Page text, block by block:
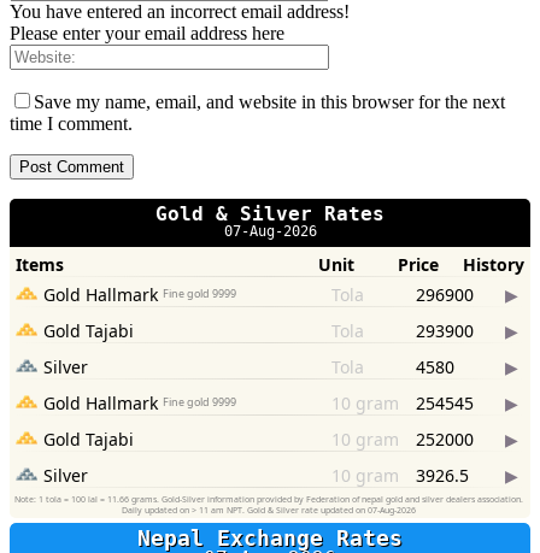
You have entered an incorrect email address!
Please enter your email address here
Save my name, email, and website in this browser for the next
time I comment.